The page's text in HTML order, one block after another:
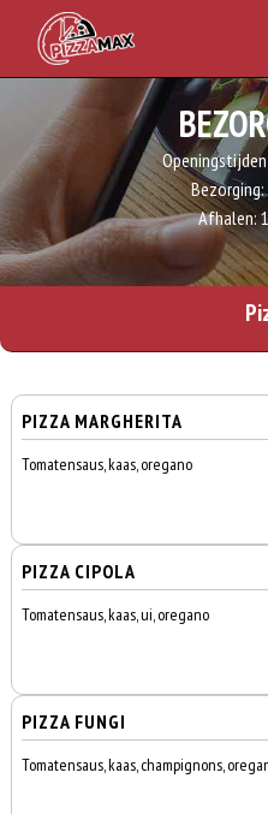
Bezorging:
Afhalen:
PIZZA MARGHERITA
Tomatensaus, kaas, oregano
PIZZA CIPOLA
Tomatensaus, kaas, ui, oregano
PIZZA FUNGI
Tomatensaus, kaas, champignons,